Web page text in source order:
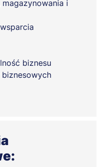
i
biznesu